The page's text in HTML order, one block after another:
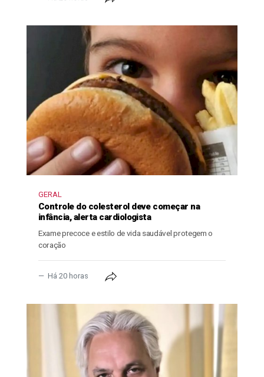
GERAL
Controle do colesterol deve começar na
infância, alerta cardiologista
Exame precoce e estilo de vida saudável protegem o
coração
Há 20 horas